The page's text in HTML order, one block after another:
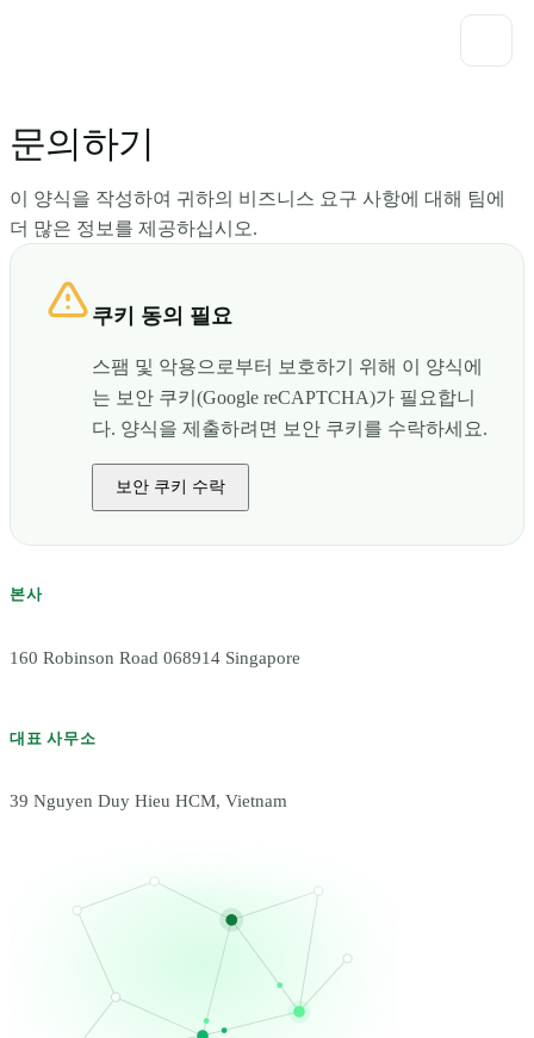
본사
160 Robinson Road 068914 Singapore
대표 사무소
39 Nguyen Duy Hieu HCM, Vietnam
문의하기
이 양식을 작성하여 귀하의 비즈니스 요구 사항에 대해 팀에
더 많은 정보를 제공하십시오.
쿠키 동의 필요
스팸 및 악용으로부터 보호하기 위해 이 양식에
는 보안 쿠키(Google reCAPTCHA)가 필요합니
다. 양식을 제출하려면 보안 쿠키를 수락하세요.
보안 쿠키 수락